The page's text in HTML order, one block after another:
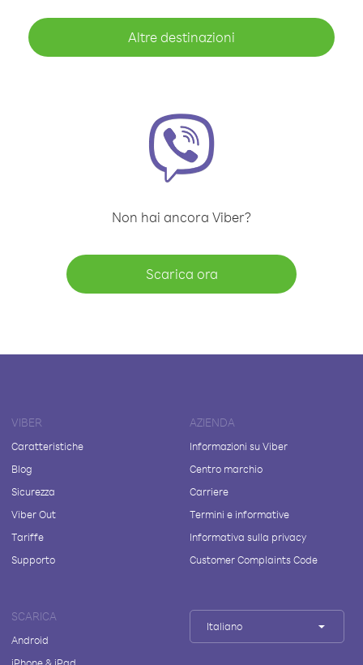
Altre destinazioni
Non hai ancora Viber?
Scarica ora
VIBER
Caratteristiche
Blog
Sicurezza
Viber Out
Tariffe
Supporto
AZIENDA
Informazioni su Viber
Centro marchio
Carriere
Termini e informative
Informativa sulla privacy
Customer Complaints Code
SCARICA
Android
Italiano